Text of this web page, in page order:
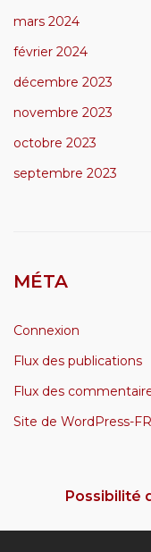
mars 2024
février 2024
décembre 2023
novembre 2023
octobre 2023
septembre 2023
MÉTA
Connexion
Flux des publications
Flux des
Site de WordPress-FR
Possibilité